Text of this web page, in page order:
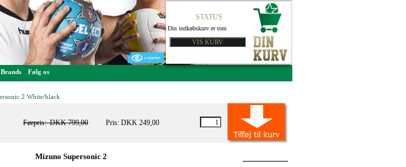
STATUS
Din indkøbskurv er tom
Brands Følg os
2 White/black
Førpris:DKK 799,00 Pris: DKK 249,00
Mizuno Supersonic 2